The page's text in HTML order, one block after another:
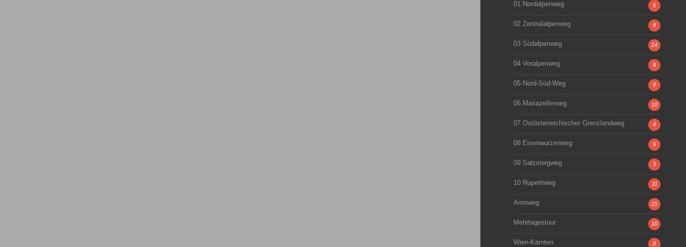
01 Nordalpenweg 6
02 Zentralalpenweg 8
03 Südalpenweg 14
04 Voralpenweg 8
05 Nord-Süd-Weg 8
06 Mariazellerweg 10
07 Ostösterreichischer Grenzlandweg 4
08 Eisenwurzenweg 6
09 Salzsteigweg 3
10 Rupertiweg 11
Arnoweg 15
Mehrtagestour 10
Wien-Kärnten 8